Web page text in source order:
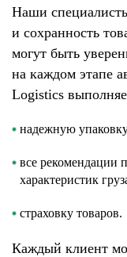
Наши
и сохранность
могут быть
на каждом этапе
Logistics
надежную
все рекомендации
характеристик
страховку товаров.
Каждый клиент